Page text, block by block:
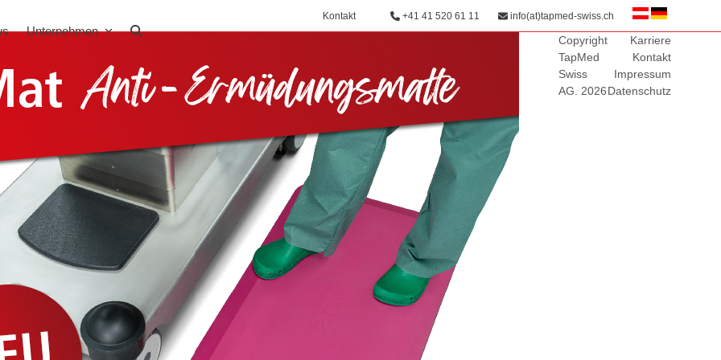
Kontakt +41 41 520 61 11 info(at)tapmed-swiss.ch
Unternehmen
Copyright
TapMed
Swiss
AG. 2026
Karriere
Kontakt
Impressum
Datenschutz